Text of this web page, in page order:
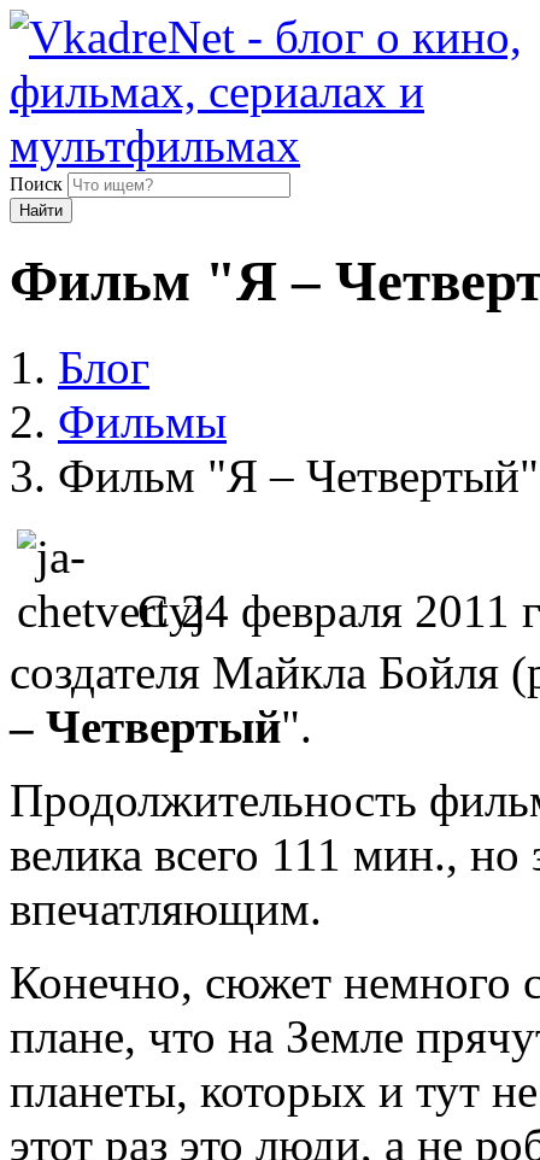
Поиск
Найти
Фильм "Я –
Блог
Фильмы
Фильм "Я – Четвертый"
С 24 февраля 2011
создателя Майкла Бойля
– Четвертый".
Продолжительность
велика всего 111 мин.,
впечатляющим.
Конечно, сюжет немного
плане, что на Земле
планеты, которых и тут
этот раз это люди, а не